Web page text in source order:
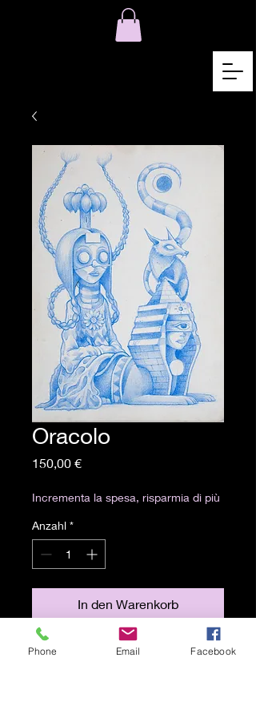
Oracolo
150,00 €Preis
Incrementa la spesa, risparmia di più
Anzahl *
In den Warenkorb
14,5x20 cm
Phone Email Facebook